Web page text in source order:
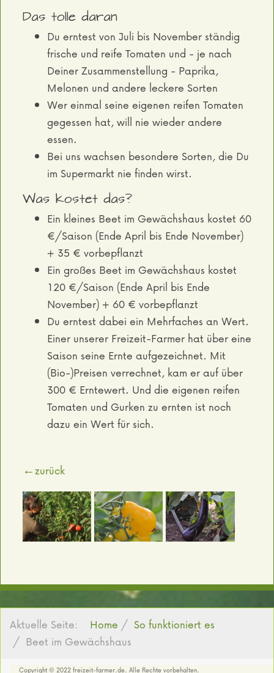
Das tolle daran
Du erntest von Juli bis November ständig
frische und reife Tomaten und - je nach
Deiner Zusammenstellung - Paprika,
Melonen und andere leckere Sorten
Wer einmal seine eigenen reifen Tomaten
gegessen hat, will nie wieder andere
essen.
Bei uns wachsen besondere Sorten, die Du
im Supermarkt nie finden wirst.
Was kostet das?
Ein kleines Beet im Gewächshaus kostet 60
€/Saison (Ende April bis Ende November)
+ 35 € vorbepflanzt
Ein großes Beet im Gewächshaus kostet
120 €/Saison (Ende April bis Ende
November) + 60 € vorbepflanzt
Du erntest dabei ein Mehrfaches an Wert.
Einer unserer Freizeit-Farmer hat über eine
Saison seine Ernte aufgezeichnet. Mit
(Bio-)Preisen verrechnet, kam er auf über
300 € Erntewert. Und die eigenen reifen
Tomaten und Gurken zu ernten ist noch
dazu ein Wert für sich.
←zurück
Aktuelle Seite: Home
So funktioniert es
Beet im Gewächshaus
Copyright © 2022 freizeit-farmer.de. Alle Rechte vorbehalten.